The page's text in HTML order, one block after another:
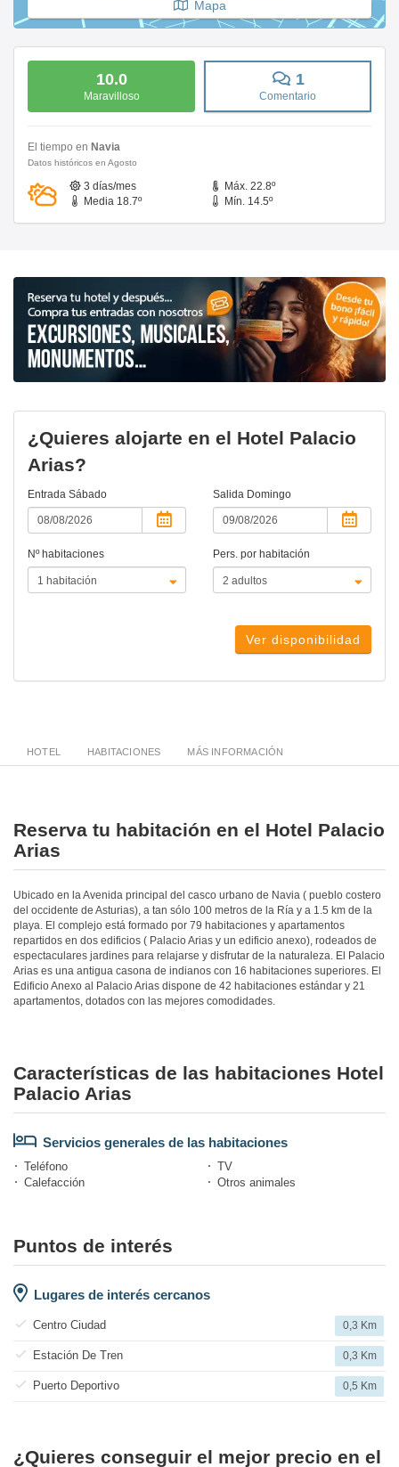
Mapa
10.0
Maravilloso
1
Comentario
El tiempo en Navia
Datos históricos en Agosto
3 días/mes
Máx. 22.8º
Media 18.7º
Mín. 14.5º
¿Quieres alojarte en el Hotel Palacio
Arias?
Entrada Sábado Salida Domingo
Nº habitaciones Pers. por habitación
Ver disponibilidad
HOTEL HABITACIONES MÁS INFORMACIÓN
Reserva tu habitación en el Hotel Palacio
Arias
Ubicado en la Avenida principal del casco urbano de Navia ( pueblo costero
del occidente de Asturias), a tan sólo 100 metros de la Ría y a 1.5 km de la
playa. El complejo está formado por 79 habitaciones y apartamentos
repartidos en dos edificios ( Palacio Arias y un edificio anexo), rodeados de
espectaculares jardines para relajarse y disfrutar de la naturaleza. El Palacio
Arias es una antigua casona de indianos con 16 habitaciones superiores. El
Edificio Anexo al Palacio Arias dispone de 42 habitaciones estándar y 21
apartamentos, dotados con las mejores comodidades.
Características de las habitaciones Hotel
Palacio Arias
Servicios generales de las habitaciones
Teléfono
TV
Calefacción
Otros animales
Puntos de interés
Lugares de interés cercanos
Centro Ciudad 0,3 Km
Estación De Tren 0,3 Km
Puerto Deportivo 0,5 Km
¿Quieres conseguir el mejor precio en el